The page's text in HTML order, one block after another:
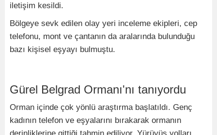
iletişim kesildi.
Bölgeye sevk edilen olay yeri inceleme ekipleri, cep
telefonu, mont ve çantanın da aralarında bulunduğu
bazı kişisel eşyayı bulmuştu.
Gürel Belgrad Ormanı'nı tanıyordu
Orman içinde çok yönlü araştırma başlatıldı. Genç
kadının telefon ve eşyalarını bırakarak ormanın